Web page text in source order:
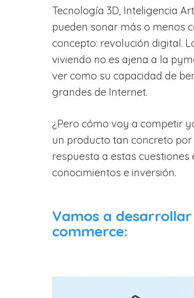
Tecnología 3D, Inteligencia
pueden sonar más o menos
concepto: revolución digital.
viviendo no es ajena a la
ver como su capacidad de
grandes de Internet.
¿Pero cómo voy a competir
un producto tan concreto por
respuesta a estas cuestiones
conocimientos e inversión.
Vamos a
commerce: